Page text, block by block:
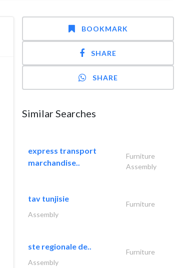
BOOKMARK
SHARE
SHARE
Similar Searches
express transport
marchandise..
Furniture
Assembly
tav tunjisie
Furniture
Assembly
ste regionale de..
Furniture
Assembly